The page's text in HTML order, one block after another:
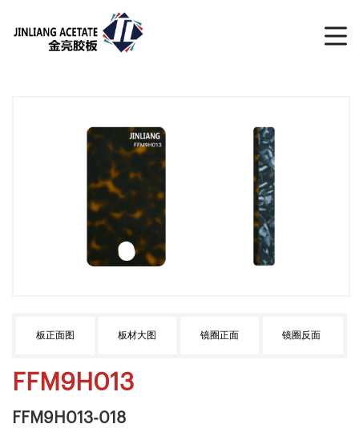
板正面图 板材大图 镜圈正面 镜圈反面
FFM9H013
FFM9H013-018